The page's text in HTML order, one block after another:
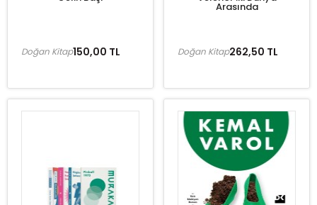
150,00 TL
Doğan Kitap
Arasında
262,50 TL
Doğan Kitap